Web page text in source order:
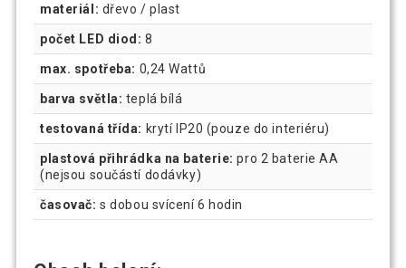
materiál: dřevo / plast
počet LED diod:8
max. spotřeba: 0,24 Wattů
barva světla: teplá bílá
testovaná třída: krytí IP20 (pouze do interiéru)
plastová přihrádka na baterie: pro 2 baterie AA
(nejsou součástí dodávky)
časovač:s dobou svícení 6 hodin